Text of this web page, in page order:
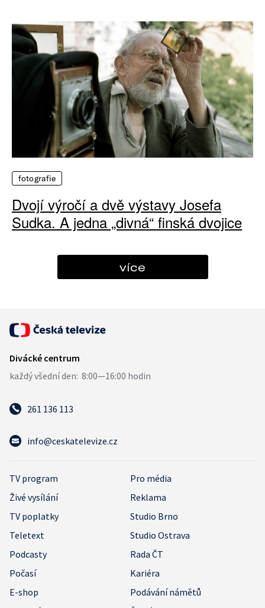
fotografie
Dvojí výročí a dvě výstavy Josefa
Sudka. A jedna „divná“ finská dvojice
více
261 136 113
info@ceskatelevize.cz
TV program
Pro média
Živé vysílání
Reklama
TV poplatky
Studio Brno
Teletext
Studio Ostrava
Podcasty
Rada ČT
Počasí
Kariéra
E-shop
Podávání námětů